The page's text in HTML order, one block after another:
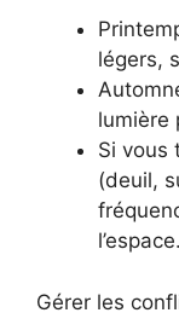
légers,
lumière
Si vous
(deuil,
l’espace.
Gérer les